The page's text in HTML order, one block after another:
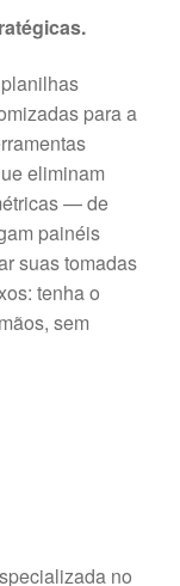
para a
eliminam
— de
painéis
suas tomadas
tenha o
sem
no